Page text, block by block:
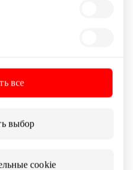
все
выбор
cookie